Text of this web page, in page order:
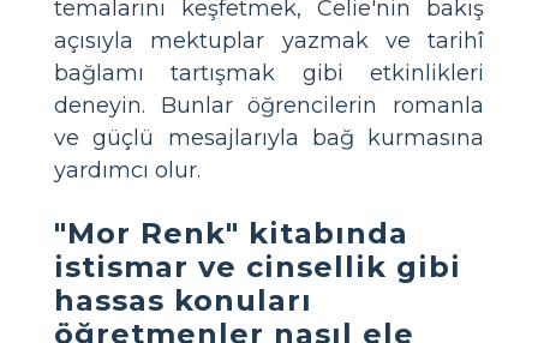
temalarını keşfetmek, Celie'nin bakış
açısıyla mektuplar yazmak ve tarihî
bağlamı tartışmak gibi etkinlikleri
deneyin. Bunlar öğrencilerin romanla
ve güçlü mesajlarıyla bağ kurmasına
yardımcı olur.
"Mor Renk" kitabında
istismar ve cinsellik gibi
hassas konuları
öğretmenler nasıl ele